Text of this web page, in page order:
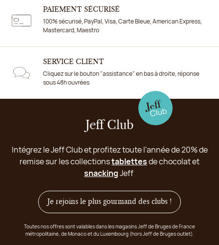
PAIEMENT SÉCURISÉ
100% sécurisé, PayPal, Visa, Carte Bleue, American Express,
Mastercard, Maestro
SERVICE CLIENT
Cliquez sur le bouton "assistance" en bas à droite, réponse
sous 48h ouvrées
Jeff Club
Intégrez le Jeff Club et profitez toute l'année de 20% de
remise sur les collectionstablettesde chocolat et
snackingJeff
Je rejoins le plus gourmand des clubs !
Toutes nos offres sont valables dans les magasins Jeff de Bruges de France
métropolitaine, de Monaco et du Luxembourg (hors Jeff de Bruges outlet).